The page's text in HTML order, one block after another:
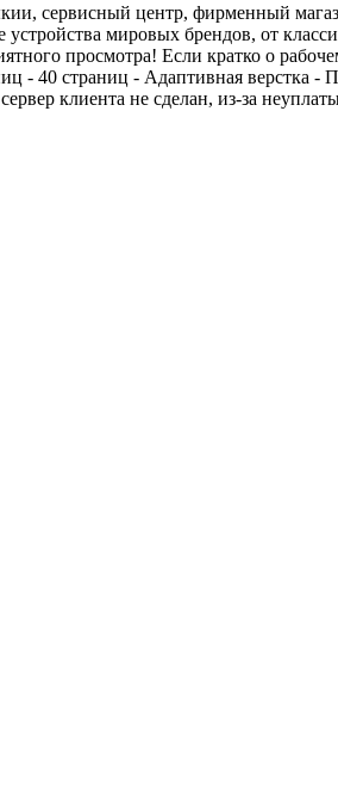
сервисный центр, фирменный
мировых брендов, от
просмотра! Если кратко о
- 40 страниц - Адаптивная
клиента не сделан, из-за